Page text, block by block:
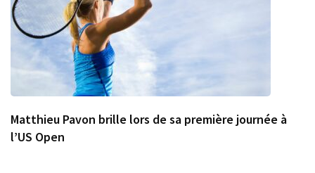
Matthieu Pavon brille lors de sa première journée à
l’US Open